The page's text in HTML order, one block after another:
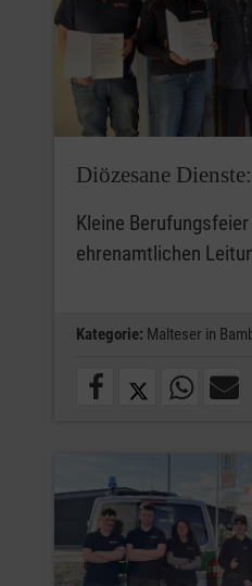
Diözesane Dienste:
Kleine
ehrenamtlichen
Kategorie: Malteser in